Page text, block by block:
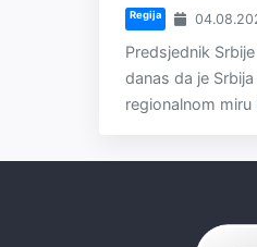
Regija
Predsjednik
danas da je
regionalnom miru